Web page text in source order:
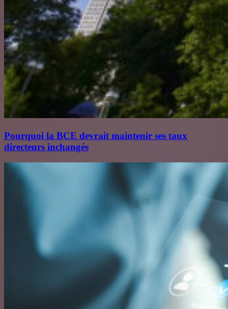
Pourquoi la BCE devrait maintenir ses taux
directeurs inchangés